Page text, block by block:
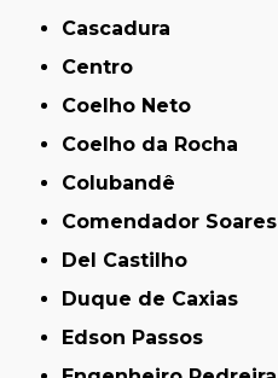
Cascadura
Centro
Coelho Neto
Coelho da Rocha
Colubandê
Comendador Soares
Del Castilho
Duque de Caxias
Edson Passos